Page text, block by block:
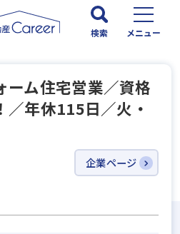
検索 メニュー
ム住宅営業／資格
／年休115日／火・
企業ページ